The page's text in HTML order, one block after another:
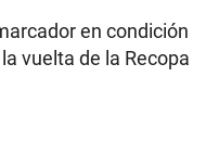
en condición
vuelta de la Recopa